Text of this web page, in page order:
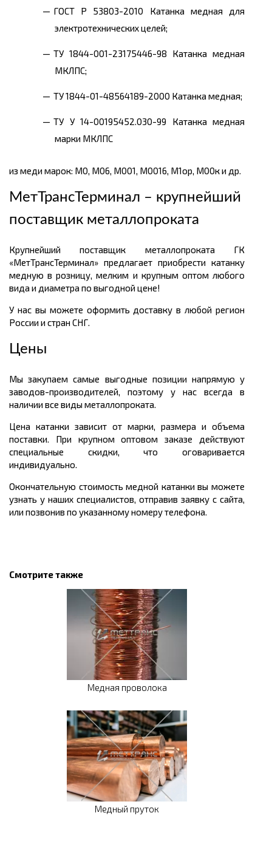
ГОСТ Р 53803-2010 Катанка медная для
электротехнических целей;
ТУ 1844-001-23175446-98 Катанка медная
МКЛПС;
ТУ 1844-01-48564189-2000 Катанка медная;
ТУ У 14-00195452.030-99 Катанка медная
марки МКЛПС
из меди марок: М0, М06, М001, М0016, М1ор, М00к и др.
МетТрансТерминал – крупнейший
поставщик металлопроката
Крупнейший поставщик металлопроката ГК
«МетТрансТерминал» предлагает приобрести катанку
медную в розницу, мелким и крупным оптом любого
вида и диаметра по выгодной цене!
У нас вы можете оформить доставку в любой регион
России и стран СНГ.
Цены
Мы закупаем самые выгодные позиции напрямую у
заводов-производителей, поэтому у нас всегда в
наличии все виды металлопроката.
Цена катанки зависит от марки, размера и объема
поставки. При крупном оптовом заказе действуют
специальные скидки, что оговаривается
индивидуально.
Окончательную стоимость медной катанки вы можете
узнать у наших специалистов, отправив заявку с сайта,
или позвонив по указанному номеру телефона.
Смотрите также
Медная проволока
Медный пруток